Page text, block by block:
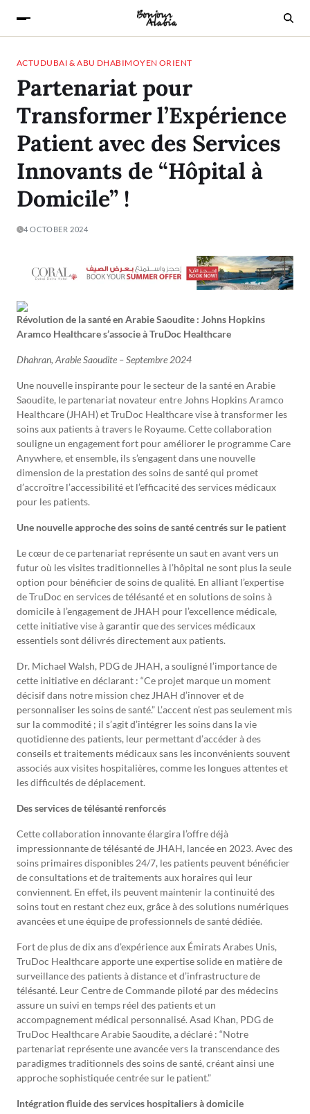
ACTU DUBAI & ABU DHABIMOYEN ORIENT
Partenariat pour
Transformer l’Expérience
Patient avec des Services
Innovants de “Hôpital à
Domicile” !
4 OCTOBER 2024
Révolution de la santé en Arabie Saoudite : Johns Hopkins
Aramco Healthcare s’associe à TruDoc Healthcare
Dhahran, Arabie Saoudite – Septembre 2024
Une nouvelle inspirante pour le secteur de la santé en Arabie
Saoudite, le partenariat novateur entre Johns Hopkins Aramco
Healthcare (JHAH) et TruDoc Healthcare vise à transformer les
soins aux patients à travers le Royaume. Cette collaboration
souligne un engagement fort pour améliorer le programme Care
Anywhere, et ensemble, ils s’engagent dans une nouvelle
dimension de la prestation des soins de santé qui promet
d’accroître l’accessibilité et l’efficacité des services médicaux
pour les patients.
Une nouvelle approche des soins de santé centrés sur le patient
Le cœur de ce partenariat représente un saut en avant vers un
futur où les visites traditionnelles à l’hôpital ne sont plus la seule
option pour bénéficier de soins de qualité. En alliant l’expertise
de TruDoc en services de télésanté et en solutions de soins à
domicile à l’engagement de JHAH pour l’excellence médicale,
cette initiative vise à garantir que des services médicaux
essentiels sont délivrés directement aux patients.
Dr. Michael Walsh, PDG de JHAH, a souligné l’importance de
cette initiative en déclarant : “Ce projet marque un moment
décisif dans notre mission chez JHAH d’innover et de
personnaliser les soins de santé.” L’accent n’est pas seulement mis
sur la commodité ; il s’agit d’intégrer les soins dans la vie
quotidienne des patients, leur permettant d’accéder à des
conseils et traitements médicaux sans les inconvénients souvent
associés aux visites hospitalières, comme les longues attentes et
les difficultés de déplacement.
Des services de télésanté renforcés
Cette collaboration innovante élargira l’offre déjà
impressionnante de télésanté de JHAH, lancée en 2023. Avec des
soins primaires disponibles 24/7, les patients peuvent bénéficier
de consultations et de traitements aux horaires qui leur
conviennent. En effet, ils peuvent maintenir la continuité des
soins tout en restant chez eux, grâce à des solutions numériques
avancées et une équipe de professionnels de santé dédiée.
Fort de plus de dix ans d’expérience aux Émirats Arabes Unis,
TruDoc Healthcare apporte une expertise solide en matière de
surveillance des patients à distance et d’infrastructure de
télésanté. Leur Centre de Commande piloté par des médecins
assure un suivi en temps réel des patients et un
accompagnement médical personnalisé. Asad Khan, PDG de
TruDoc Healthcare Arabie Saoudite, a déclaré : “Notre
partenariat représente une avancée vers la transcendance des
paradigmes traditionnels des soins de santé, créant ainsi une
approche sophistiquée centrée sur le patient.”
Intégration fluide des services hospitaliers à domicile